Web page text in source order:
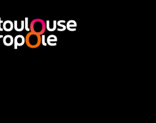
i
n
En
savoir
plus